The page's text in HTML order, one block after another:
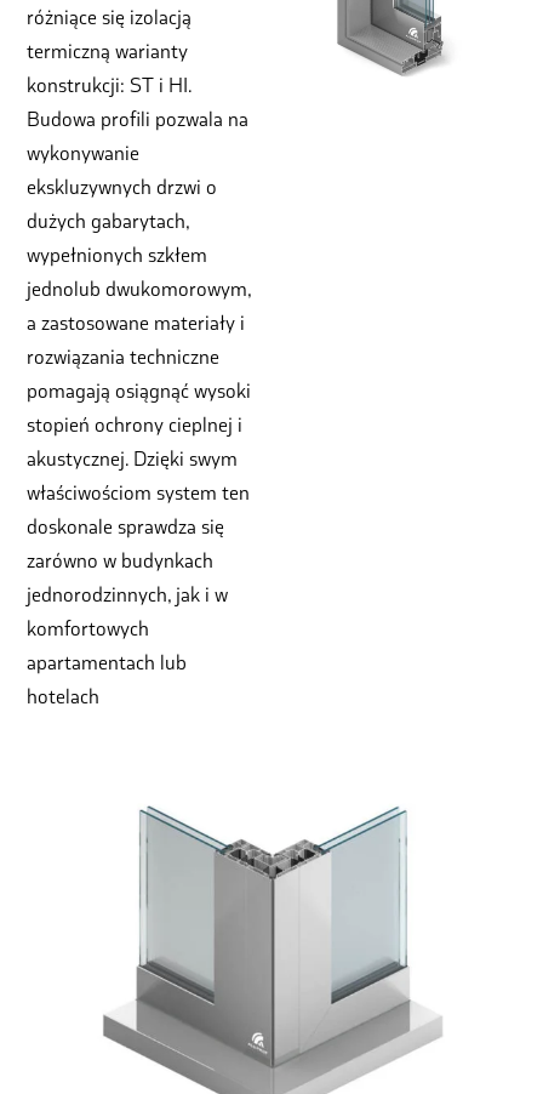
różniące się izolacją
termiczną warianty
konstrukcji: ST i HI.
Budowa profili pozwala na
wykonywanie
ekskluzywnych drzwi o
dużych gabarytach,
wypełnionych szkłem
jednolub dwukomorowym,
a zastosowane materiały i
rozwiązania techniczne
pomagają osiągnąć wysoki
stopień ochrony cieplnej i
akustycznej. Dzięki swym
właściwościom system ten
doskonale sprawdza się
zarówno w budynkach
jednorodzinnych, jak i w
komfortowych
apartamentach lub
hotelach